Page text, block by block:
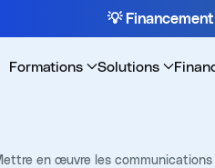
💡
Formations Solutions
en œuvre les